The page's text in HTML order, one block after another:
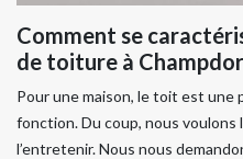
Comment se
de toiture à
Pour une maison, le toit est une
fonction. Du coup, nous
l’entretenir. Nous nous